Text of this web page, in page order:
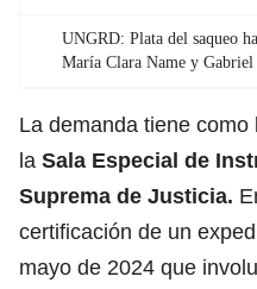
UNGRD: Plata del saqueo
María Clara Name y Gabriel
La demanda tiene
la Sala Especial de
Suprema de Justicia.
certificación de un
mayo de 2024 que